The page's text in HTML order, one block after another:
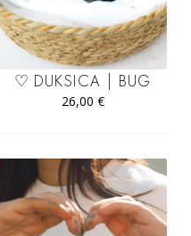
♡ DUKSICA | BUG
26,00 €